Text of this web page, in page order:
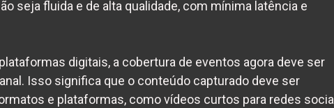
seja fluida e de alta qualidade, com mínima latência e
digitais, a cobertura de eventos agora deve ser
Isso significa que o conteúdo capturado deve ser
e plataformas, como vídeos curtos para redes